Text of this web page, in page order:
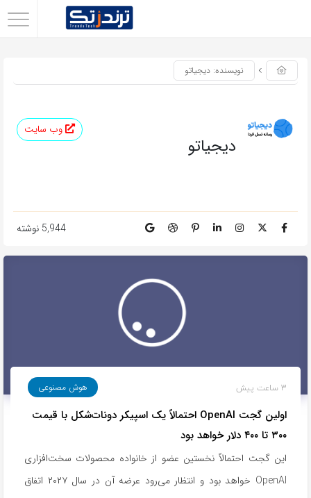
با
از
روش‌های
صفحه
با
لینک
نویسنده: دیجیاتو
دیجیاتو
وب سایت
5,944 نوشته
هوش مصنوعی 3 ساعت پیش
اولین گجت OpenAI احتمالاً یک اسپیکر دونات‌شکل با قیمت
۳۰۰ تا ۴۰۰ دلار خواهد بود
این گجت احتمالاً نخستین عضو از خانواده محصولات سخت‌افزاری
OpenAI خواهد بود و انتظار می‌رود عرضه آن در سال ۲۰۲۷ اتفاق